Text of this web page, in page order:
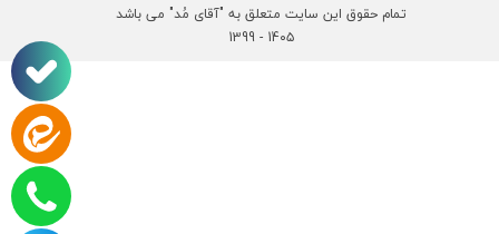
تمام حقوق این سایت متعلق به "آقای مُد" می باشد
14۰۵ - 1399